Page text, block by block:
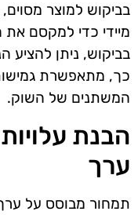
בביקוש למוצר
מיידי כדי למקסם את
בביקוש, ניתן להציע
כך, מתאפשרת
המשתנים של השוק.
הבנת
ערך
תמחור מבוסס על